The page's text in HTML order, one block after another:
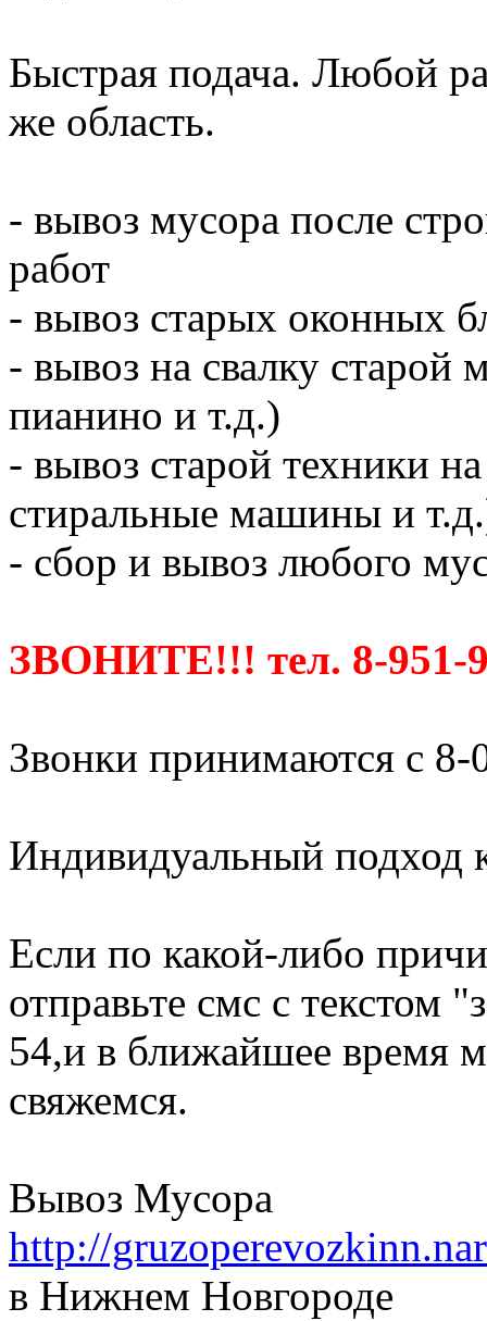
Быстрая подача. Любой
же область.
- вывоз мусора после
работ
- вывоз старых оконных
- вывоз на свалку
пианино и т.д.)
- вывоз старой техники
стиральные машины и
- сбор и вывоз любого
ЗВОНИТЕ!!! тел. 8-951-
Звонки принимаются с
Индивидуальный подход
Если по какой-либо
отправьте смс с текстом
54,и в ближайшее время
свяжемся.
Вывоз Мусора
http://
в Нижнем Новгороде